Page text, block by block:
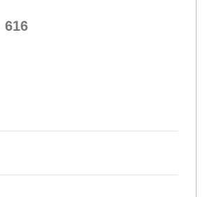
616